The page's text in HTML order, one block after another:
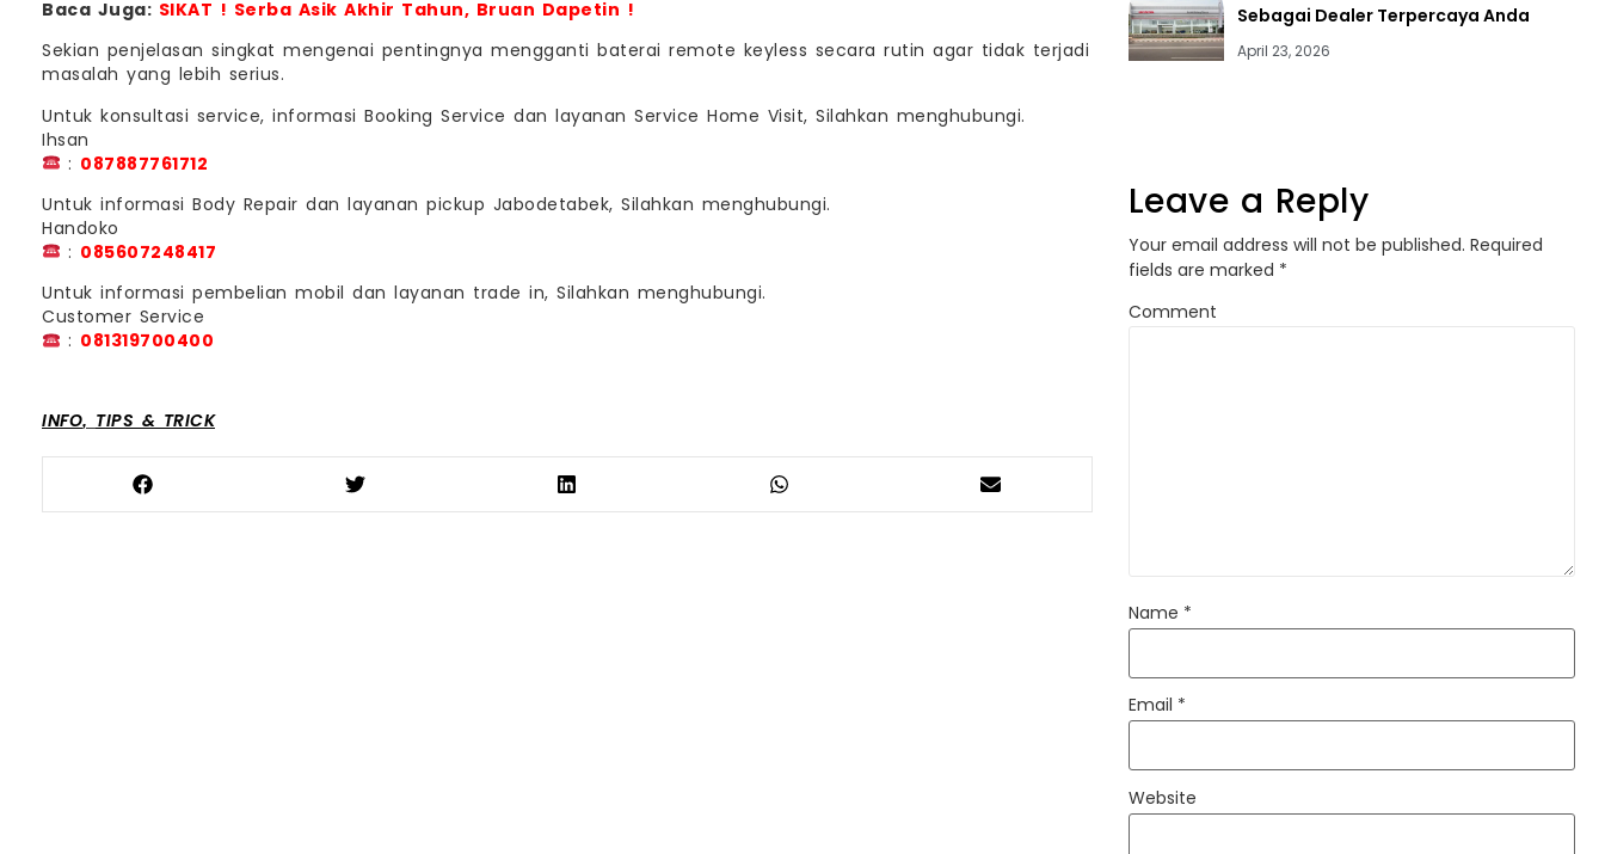
Baca Juga: SIKAT ! Serba Asik Akhir Tahun, Bruan Dapetin !
Sekian penjelasan singkat mengenai pentingnya mengganti baterai remote keyless secara rutin agar tidak terjadi
masalah yang lebih serius.
Untuk konsultasi service, informasi Booking Service dan layanan Service Home Visit, Silahkan menghubungi.
Ihsan
: 087887761712
Untuk informasi Body Repair dan layanan pickup Jabodetabek, Silahkan menghubungi.
Handoko
: 085607248417
Untuk informasi pembelian mobil dan layanan trade in, Silahkan menghubungi.
Customer Service
: 081319700400
INFO, TIPS & TRICK
Sebagai Dealer Terpercaya Anda
April 23, 2026
Leave a Reply
Your email address will not be published. Required
fields are marked *
Comment
Name *
Email *
Website